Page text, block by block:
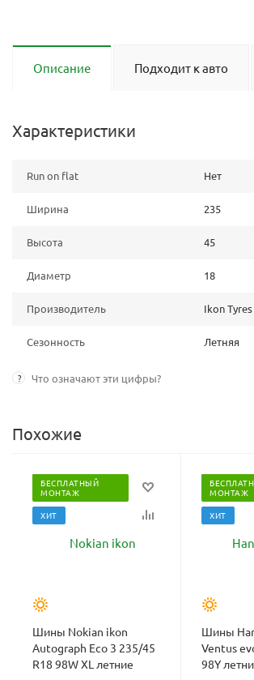
Описание Подходит к авто
Характеристики
Run on flat Нет
Ширина 235
Высота 45
Диаметр 18
Производитель Ikon Tyres
Сезонность Летняя
? Что означают эти цифры?
Похожие
БЕСПЛАТНЫЙ
МОНТАЖ
ХИТ
Шины Nokian ikon
Autograph Eco 3 235/45
R18 98W XL летние
МОНТАЖ
ХИТ
Шины
Ventus
98Y